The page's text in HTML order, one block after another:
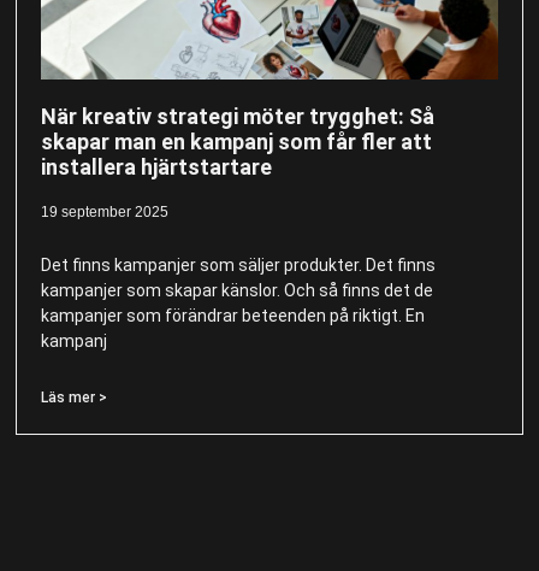
När kreativ strategi möter trygghet: Så
skapar man en kampanj som får fler att
installera hjärtstartare
19 september 2025
Det finns kampanjer som säljer produkter. Det finns
kampanjer som skapar känslor. Och så finns det de
kampanjer som förändrar beteenden på riktigt. En
kampanj
Läs mer >